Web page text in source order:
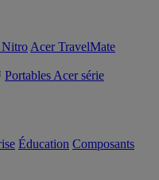
Acer TravelMate
Portables Acer série
Éducation Composants